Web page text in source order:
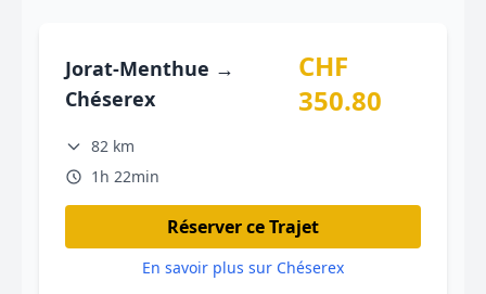
Jorat-Menthue →
Chéserex
CHF
350.80
82 km
1h 22min
Réserver ce Trajet
En savoir plus sur Chéserex